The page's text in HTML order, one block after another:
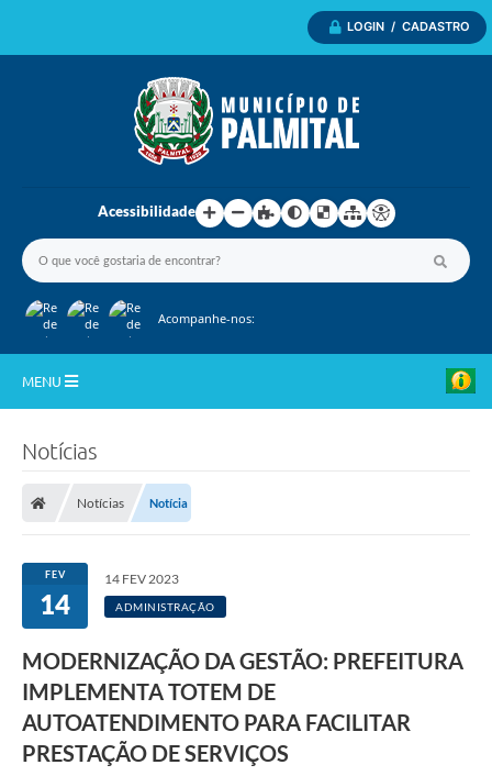
LOGIN / CADASTRO
Acessibilidade
Acompanhe-nos:
MENU
Departamentos
Câmara Municipal
Notícias
Notícias Notícia
FEV
14
14 FEV 2023
ADMINISTRAÇÃO
MODERNIZAÇÃO DA GESTÃO: PREFEITURA
IMPLEMENTA TOTEM DE
AUTOATENDIMENTO PARA FACILITAR
PRESTAÇÃO DE SERVIÇOS